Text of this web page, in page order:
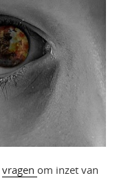
vragen om inzet van